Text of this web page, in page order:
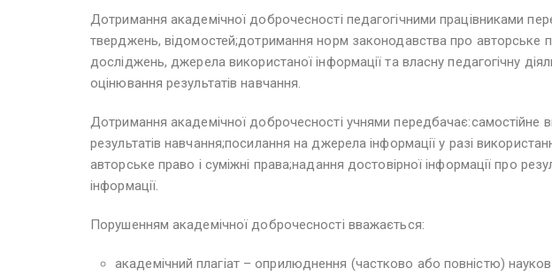
Дотримання академічної доброчесності педагогічними працівниками
тверджень, відомостей;дотримання норм законодавства про авторське
досліджень, джерела використаної інформації та власну педагогічну
оцінювання результатів навчання.
Дотримання академічної доброчесності учнями
результатів навчання;посилання на джерела інформації у разі
авторське право і суміжні права;надання достовірної інформації про
інформації.
Порушенням академічної доброчесності вважається:
академічний плагіат – оприлюднення (частково або повністю)